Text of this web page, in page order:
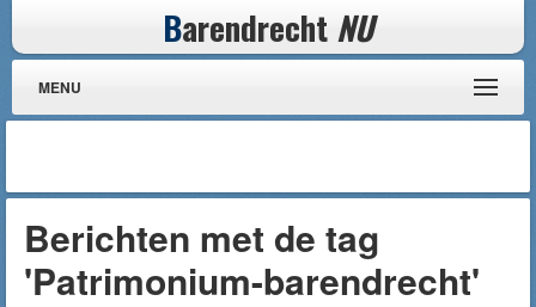
Barendrecht NU
MENU
Berichten met de tag
'Patrimonium-barendrecht'